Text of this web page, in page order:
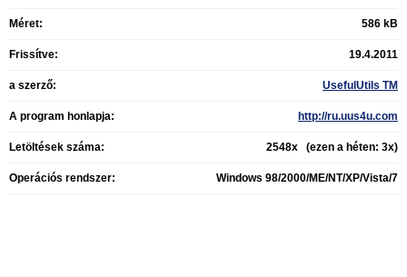
Méret: 586 kB
Frissítve: 19.4.2011
a szerző: UsefulUtils TM
A program honlapja: http://ru.uus4u.com
Letöltések száma: 2548x (ezen a héten: 3x)
Operációs rendszer: Windows 98/2000/ME/NT/XP/Vista/7